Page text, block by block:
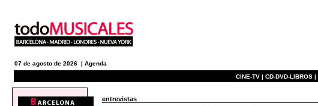
07 de agosto de 2026 | Agenda
CINE-TV | CD-DVD-LIBROS |
entrevistas